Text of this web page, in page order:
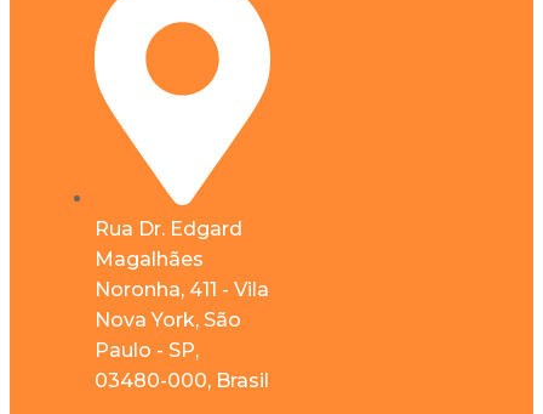
Rua Dr. Edgard
Magalhães
Noronha, 411 - Vila
Nova York, São
Paulo - SP,
03480-000, Brasil